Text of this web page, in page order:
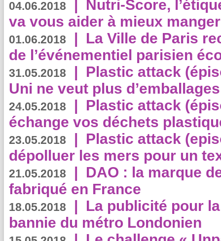
04.06.2018 | Nutri-Score,
va vous aider à mieux
01.06.2018 | La Ville de Paris
de l’événementiel parisien
31.05.2018 | Plastic attack
Uni ne veut plus
24.05.2018 | Plastic attack
échange vos déchets
23.05.2018 | Plastic attack
dépolluer les mers pour un
21.05.2018 | DAO : la marque
fabriqué en France
18.05.2018 | La publicité pour
bannie du métro Londonien